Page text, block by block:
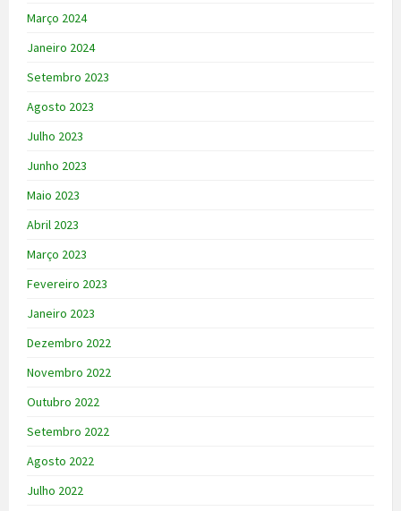
Março 2024
Janeiro 2024
Setembro 2023
Agosto 2023
Julho 2023
Junho 2023
Maio 2023
Abril 2023
Março 2023
Fevereiro 2023
Janeiro 2023
Dezembro 2022
Novembro 2022
Outubro 2022
Setembro 2022
Agosto 2022
Julho 2022